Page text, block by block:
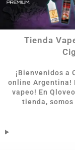
Tienda
¡Bienvenidos a
online Argentina!
vapeo! En
tienda,